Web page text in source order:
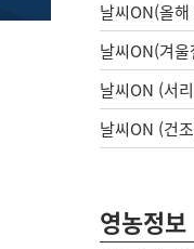
날씨ON(겨
날씨ON (서
날씨ON (건
영농정보